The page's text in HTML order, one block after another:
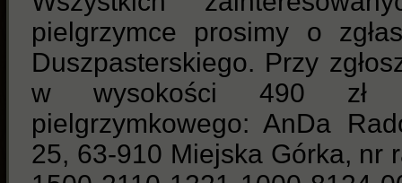
pielgrzymce prosimy o
Duszpasterskiego. Przy
w wysokości 490 zł
pielgrzymkowego: AnDa
25, 63-910 Miejska Górka, nr